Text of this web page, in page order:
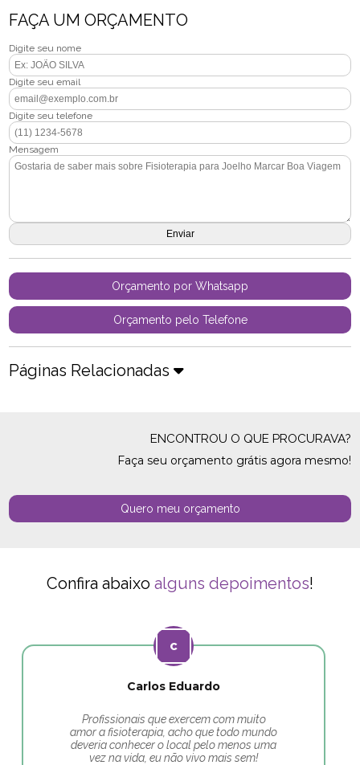
FAÇA UM ORÇAMENTO
Digite seu nome
Digite seu email
Digite seu telefone
Mensagem
Orçamento por Whatsapp
Orçamento pelo Telefone
Páginas Relacionadas
ENCONTROU O QUE PROCURAVA?
Faça seu orçamento grátis agora mesmo!
Quero meu orçamento
Confira abaixo alguns depoimentos!
Carlos Eduardo
Profissionais que exercem com muito
amor a fisioterapia, acho que todo mundo
deveria conhecer o local pelo menos uma
vez na vida, eu não vivo mais sem!